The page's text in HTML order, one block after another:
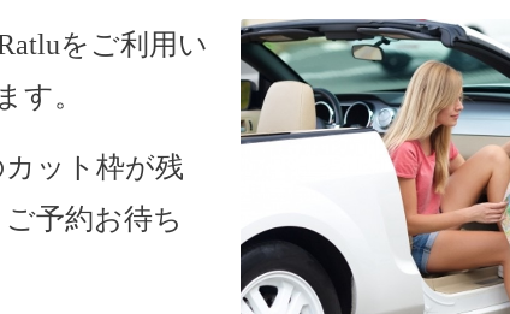
をご利用い
す。
カット枠が残
予約お待ち